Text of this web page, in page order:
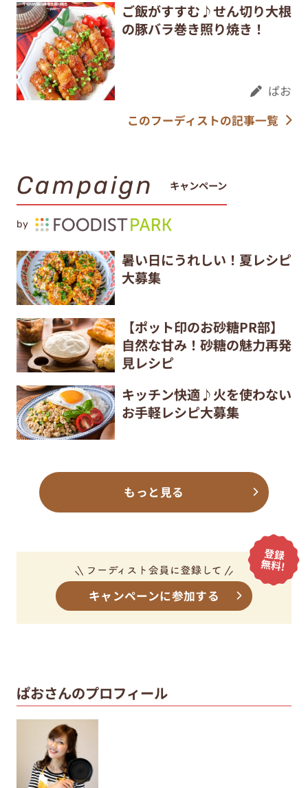
ご飯がすすむ♪せん切り大根
の豚バラ巻き照り焼き！
ぱお
このフーディストの記事一覧
Campaign キャンペーン
by
暑い日にうれしい！夏レシピ
大募集
【ポット印のお砂糖PR部】
自然な甘み！砂糖の魅力再発
見レシピ
キッチン快適♪火を使わない
お手軽レシピ大募集
もっと見る
キャンペーンに参加する
ぱおさんのプロフィール